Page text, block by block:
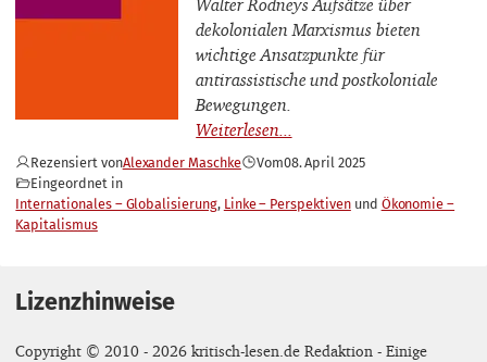
dekolonialen Marxismus bieten
wichtige Ansatzpunkte für
antirassistische und postkoloniale
Bewegungen.
Rezensiert vonAlexander Maschke Vom08. April 2025
Eingeordnet in
Internationales – Globalisierung Linke – Perspektiven
Ökonomie –
Kapitalismus
Lizenzhinweise
Copyright © 2010 - 2026 kritisch-lesen.de Redaktion - Einige